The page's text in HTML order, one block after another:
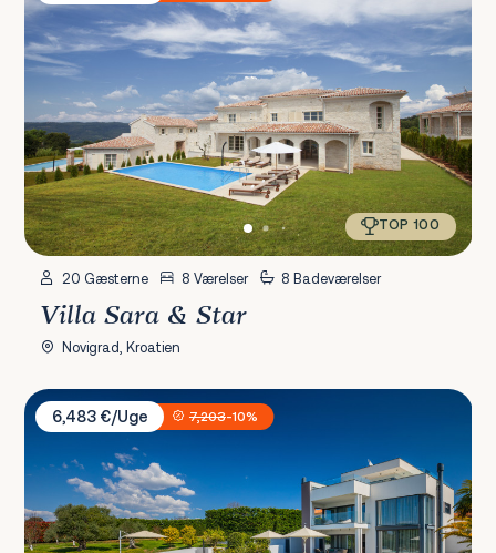
TOP 100
20 Gæsterne 8 Værelser 8 Badeværelser
Villa Sara & Star
Novigrad, Kroatien
Villa PS Deluxe
6,483 €/Uge
7,203-10%